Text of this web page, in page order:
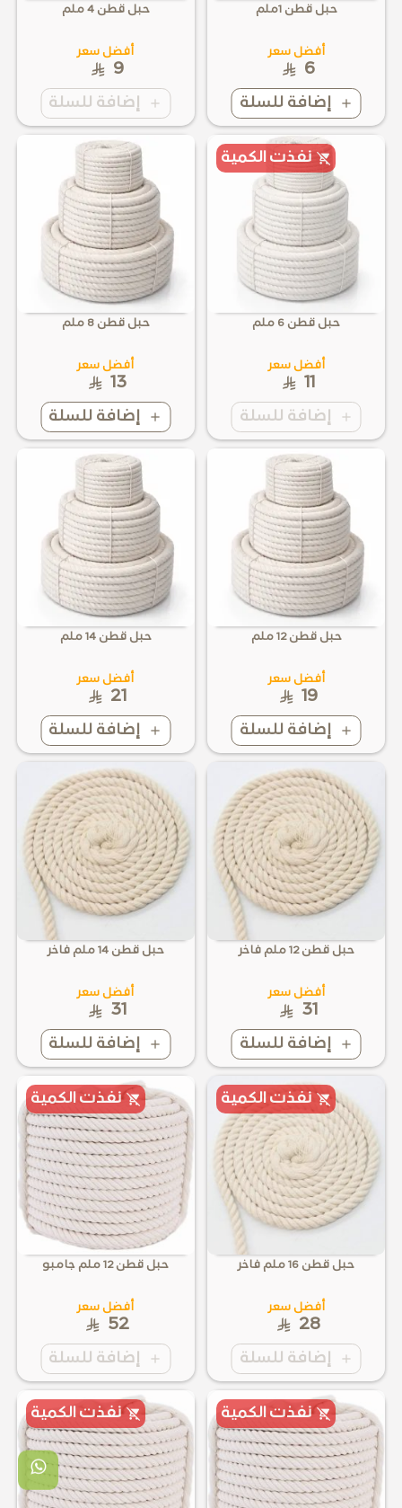
إضافة للسلة
حبل قطن 1ملم
أفضل سعر
6
إضافة للسلة
حبل قطن 4 ملم
أفضل سعر
9
إضافة للسلة
نفذت الكمية
حبل قطن 6 ملم
أفضل سعر
11
إضافة للسلة
حبل قطن 8 ملم
أفضل سعر
13
إضافة للسلة
حبل قطن 12 ملم
أفضل سعر
19
إضافة للسلة
حبل قطن 14 ملم
أفضل سعر
21
إضافة للسلة
حبل قطن 12 ملم فاخر
أفضل سعر
31
إضافة للسلة
حبل قطن 14 ملم فاخر
أفضل سعر
31
إضافة للسلة
نفذت الكمية
حبل قطن 16 ملم فاخر
أفضل سعر
28
إضافة للسلة
نفذت الكمية
حبل قطن 12 ملم جامبو
أفضل سعر
52
نفذت الكمية نفذت الكمية